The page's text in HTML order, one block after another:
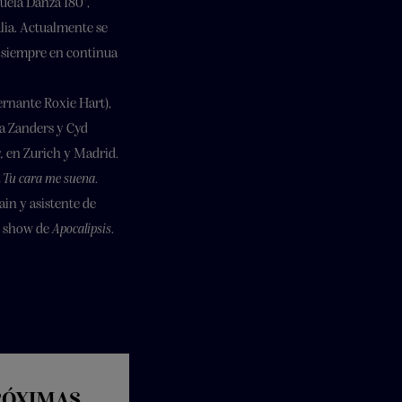
Danza 180°,
Actualmente se
en continua
Roxie Hart),
Zanders y Cyd
en Zurich y Madrid.
Tu cara me suena.
y asistente de
deApocalipsis.